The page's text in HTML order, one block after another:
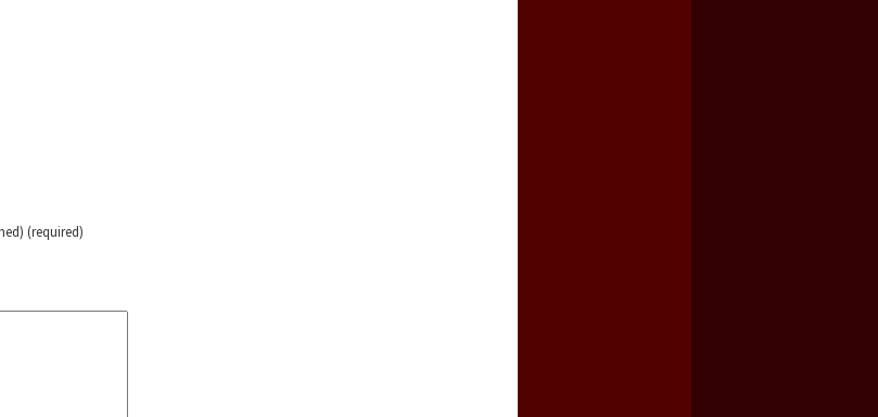
la libertad de Jesús Plácido Galindo y el alto a la guerra contra el CIPOG-EZ
(required)